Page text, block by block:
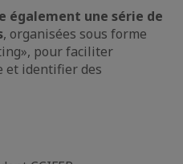
également une série de
, organisées sous forme
pour faciliter
et identifier des